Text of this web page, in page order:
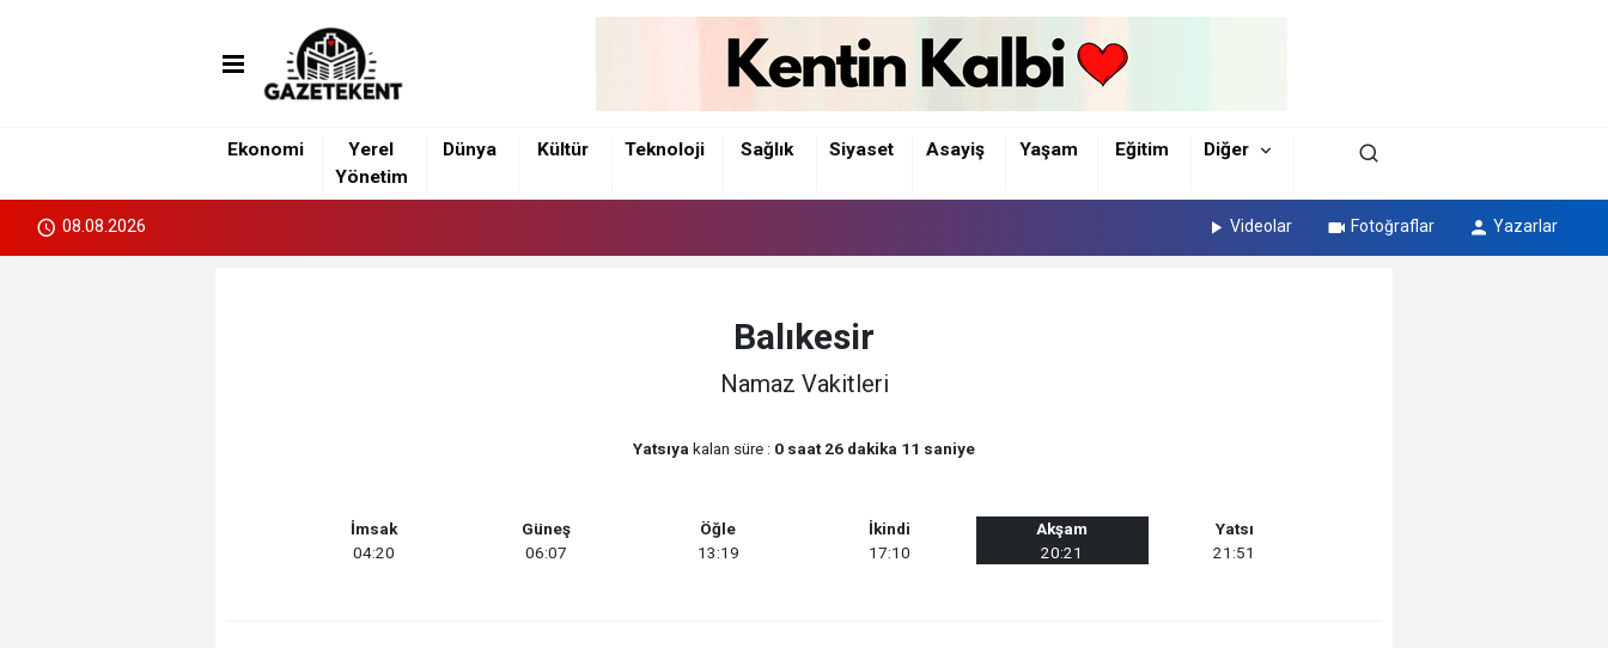
Ekonomi
Yerel
Yönetim
Dünya Kültür Teknoloji Sağlık Siyaset Asayiş Yaşam Eğitim Diğer
08.08.2026 Videolar Fotoğraflar Yazarlar
Balıkesir
Namaz Vakitleri
Yatsıya kalan süre : 0 saat 26 dakika 11 saniye
İmsak
04:20
Güneş
06:07
Öğle
13:19
İkindi
17:10
Akşam
20:21
Yatsı
21:51